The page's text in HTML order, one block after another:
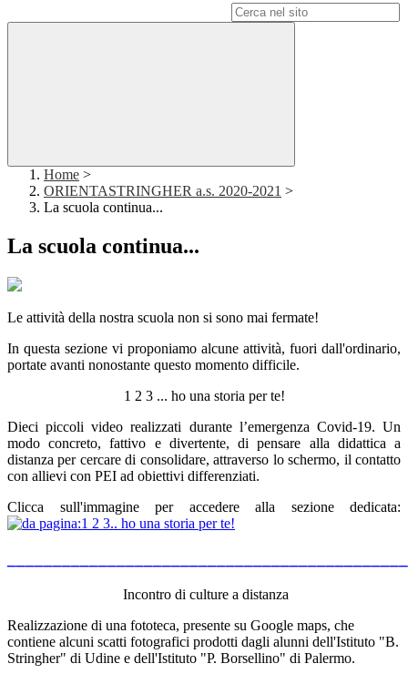
Home >
ORIENTASTRINGHER a.s. 2020-2021 >
La scuola continua...
La scuola continua...
Le attività della nostra scuola non si sono mai fermate!
In questa sezione vi proponiamo alcune attività, fuori dall'ordinario,
portate avanti nonostante questo momento difficile.
1 2 3 ... ho una storia per te!
Dieci piccoli video realizzati durante l’emergenza Covid-19. Un
modo concreto, fattivo e divertente, di pensare alla didattica a
distanza per cercare di consolidare, attraverso lo schermo, il contatto
con allievi con PEI ad obiettivi differenziati.
Clicca sull'immagine per accedere alla sezione dedicata:
Incontro di culture a distanza
Realizzazione di una fototeca, presente su Google maps, che
contiene alcuni scatti fotografici prodotti dagli alunni dell'Istituto "B.
Stringher" di Udine e dell'Istituto "P. Borsellino" di Palermo.